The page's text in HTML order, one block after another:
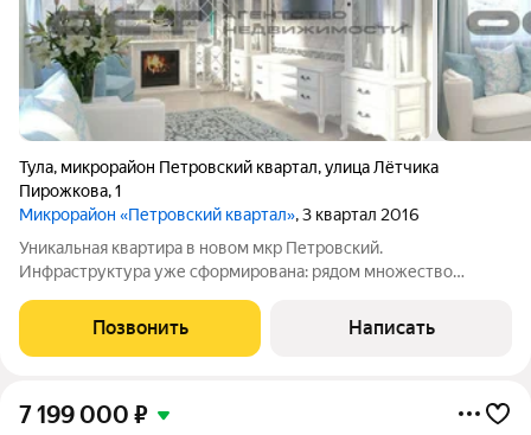
Тула, микрорайон Петровский квартал,улица Лётчика
Пирожкова,1
Микрорайон «Петровский квартал», 3 квартал 2016
Уникальная квартира в новом мкр Петровский.
Инфраструктура уже сформирована: рядом множество
Ледовый дворец. Пешая доступность к бассейну и
оборудованной пляжной зоне Петровского пруда, а также
Позвонить Написать
7 199 000 ₽